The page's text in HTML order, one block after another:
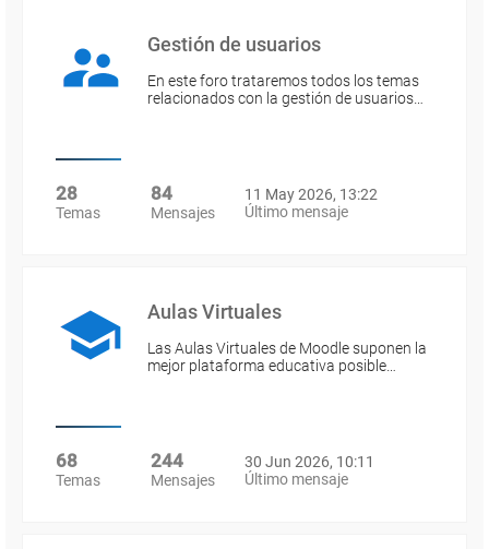
Gestión de usuarios
En este foro trataremos todos los temas
relacionados con la gestión de usuarios…
28
Temas
84
Mensajes
11 May 2026, 13:22
Último mensaje
Aulas Virtuales
Las Aulas Virtuales de Moodle suponen la
mejor plataforma educativa posible…
68
Temas
244
Mensajes
30 Jun 2026, 10:11
Último mensaje